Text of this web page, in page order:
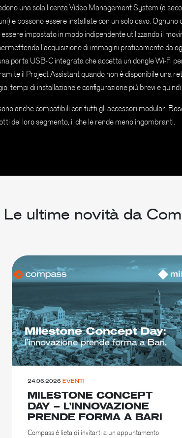
una sola licenza Video Management System (a
e possono essere installate con un solo cavo.
essere impostato in modo indipendente utilizzando il
l’acquisizione di immagini praticamente da
porta USB-C integrata che accetta un dongle Wi-Fi
il Project Assistant quando non è disponibile una
tempi di installazione e configurazione più brevi e
anche compatibili con tutti gli accessori modulari
del loro segmento, il che le rende meno ingombranti.
Le ultime novità da
24.06.2026 EVENTI
MILESTONE CONCEPT
DAY – L’INNOVAZIONE
PRENDE FORMA A BARI
Compass è lieta di invitarti a un appuntamento